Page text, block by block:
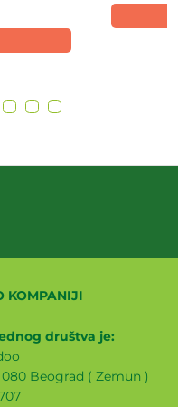
KOMPANIJI
društva je:
080 Beograd ( Zemun )